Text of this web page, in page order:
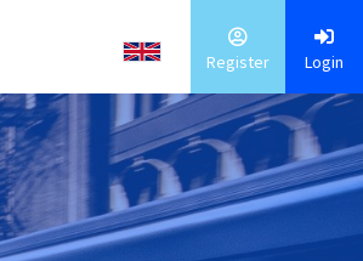
Register Login